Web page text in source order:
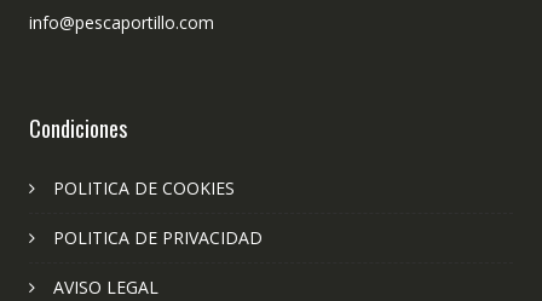
info@pescaportillo.com
Condiciones
POLITICA DE COOKIES
POLITICA DE PRIVACIDAD
AVISO LEGAL